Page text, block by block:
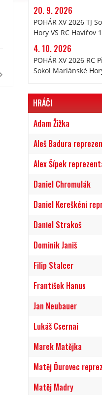
20. 9. 2026
POHÁR XV 2026 TJ
Hory VS RC Havířov
4. 10. 2026
POHÁR XV 2026 RC
Sokol Mariánské
HRÁČI
Adam Žižka
Aleš Badura
Alex Šípek
Daniel Chromulák
Daniel Kereškéni
Daniel Strakoš
Dominik Janiš
Filip Stalcer
František Hanus
Jan Neubauer
Lukáš Csernai
Marek Matějka
Matěj Ďurovec
Matěj Madry